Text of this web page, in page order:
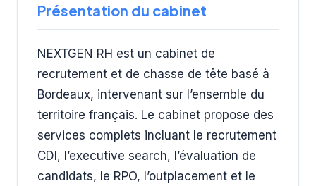
Présentation du cabinet
NEXTGEN RH est un cabinet de
recrutement et de chasse de tête basé à
Bordeaux, intervenant sur l’ensemble du
territoire français. Le cabinet propose des
services complets incluant le recrutement
CDI, l’executive search, l’évaluation de
candidats, le RPO, l’outplacement et le